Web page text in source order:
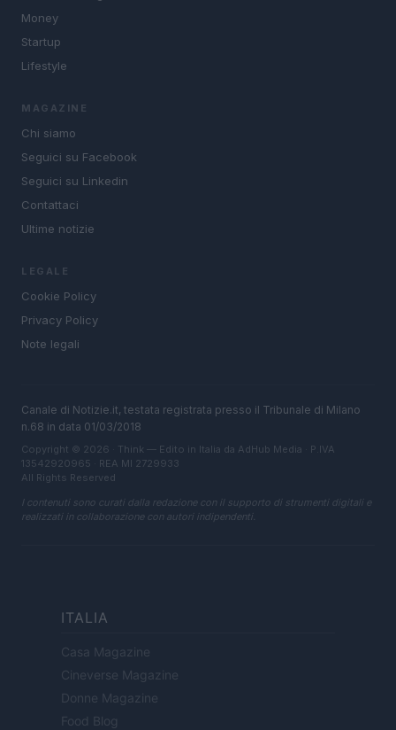
Money
Startup
Lifestyle
MAGAZINE
Chi siamo
Seguici su Facebook
Seguici su Linkedin
Contattaci
Ultime notizie
LEGALE
Cookie Policy
Privacy Policy
Note legali
Canale di Notizie.it, testata registrata presso il Tribunale di Milano
n.68 in data 01/03/2018
Copyright © 2026 · Think — Edito in Italia da AdHub Media · P.IVA
13542920965 · REA MI 2729933
All Rights Reserved
I contenuti sono curati dalla redazione con il supporto di strumenti digitali e
realizzati in collaborazione con autori indipendenti.
ITALIA
Casa Magazine
Cineverse Magazine
Donne Magazine
Food Blog